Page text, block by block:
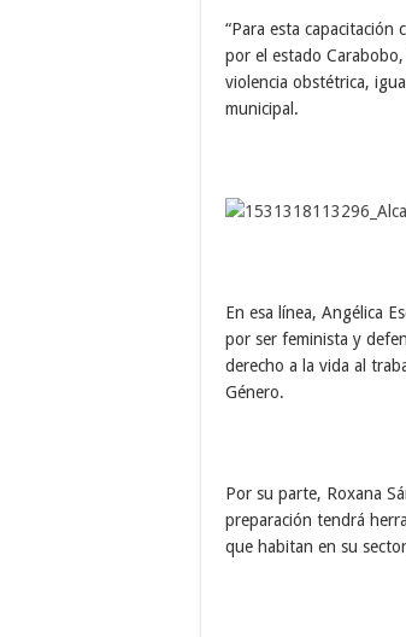
“Para esta
por el estado
violencia obstétrica,
municipal.
En esa línea, Angélica
por ser feminista y
derecho a la vida al
Género.
Por su parte, Roxana
preparación tendrá
que habitan en su